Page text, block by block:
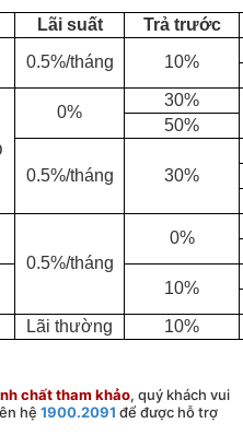
Lãi suất Trả trước
0.5%/tháng 10%
0%
30%
50%
0.5%/tháng 30%
0.5%/tháng
0%
10%
Lãi thường 10%
chất tham khảo, quý khách vui
hệ 1900.2091 để được hỗ trợ